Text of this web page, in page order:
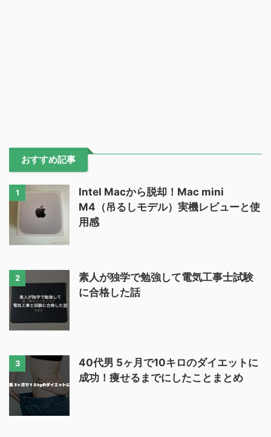
おすすめ記事
1
Intel Macから脱却！Mac mini
M4（吊るしモデル）実機レビューと使
用感
2
素人が独学で勉強して電気工事士試験
に合格した話
3
40代男 5ヶ月で10キロのダイエットに
成功！痩せるまでにしたことまとめ